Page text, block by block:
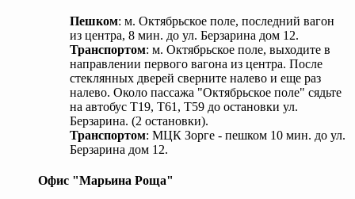
Пешком: м. Октябрьское поле, последний вагон
из центра, 8 мин. до ул. Берзарина дом 12.
Транспортом: м. Октябрьское поле, выходите в
направлении первого вагона из центра. После
стеклянных дверей сверните налево и еще раз
налево. Около пассажа "Октябрьское поле" сядьте
на автобус Т19, Т61, Т59 до остановки ул.
Берзарина. (2 остановки).
Транспортом: МЦК Зорге - пешком 10 мин. до ул.
Берзарина дом 12.
Офис "Марьина Роща"